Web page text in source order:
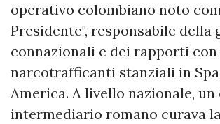
operativo colombiano noto
Presidente", responsabile della
connazionali e dei rapporti
narcotrafficanti stanziali in
America. A livello nazionale, un
intermediario romano curava